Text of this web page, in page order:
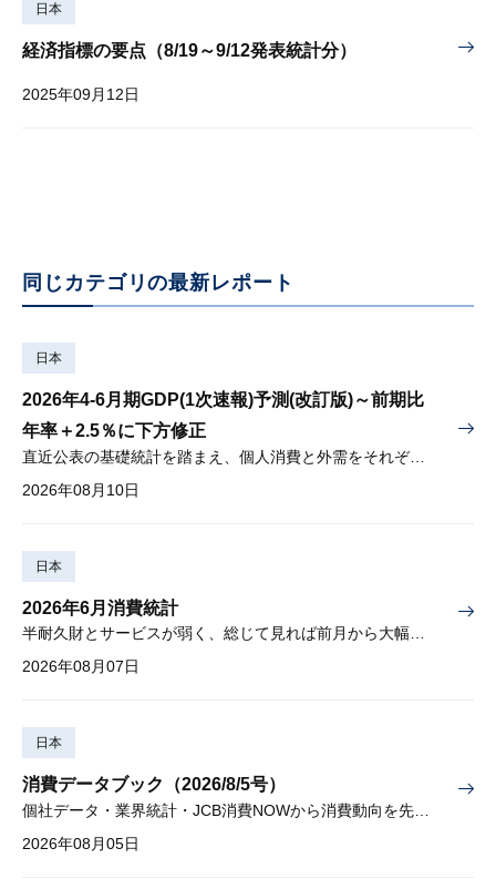
日本
経済指標の要点（8/19～9/12発表統計分）
2025年09月12日
同じカテゴリの最新レポート
日本
2026年4-6月期GDP(1次速報)予測(改訂版)～前期比
年率＋2.5％に下方修正
直近公表の基礎統計を踏まえ、個人消費と外需をそれぞれ下方修正
2026年08月10日
日本
2026年6月消費統計
半耐久財とサービスが弱く、総じて見れば前月から大幅に減少
2026年08月07日
日本
消費データブック（2026/8/5号）
2026年08月05日